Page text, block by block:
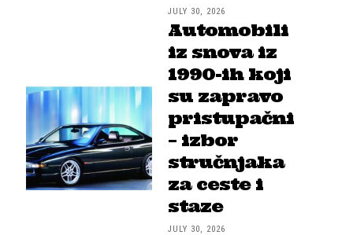
JULY 30, 2026
Automobili
iz snova iz
1990-ih koji
su zapravo
pristupačni
– izbor
stručnjaka
za ceste i
staze
JULY 30, 2026